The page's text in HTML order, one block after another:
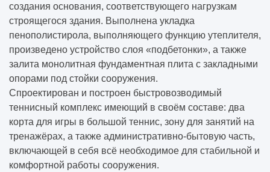
создания основания, соответствующего нагрузкам
строящегося здания. Выполнена укладка
пенополистирола, выполняющего функцию утеплителя,
произведено устройство слоя «подбетонки», а также
залита монолитная фундаментная плита с закладными
опорами под стойки сооружения.
Спроектирован и построен быстровозводимый
теннисный комплекс имеющий в своём составе: два
корта для игры в большой теннис, зону для занятий на
тренажёрах, а также административно-бытовую часть,
включающей в себя всё необходимое для стабильной и
комфортной работы сооружения.